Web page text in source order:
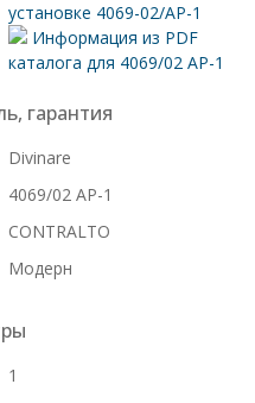
установке 4069-02/AP-1
Информация из PDF
каталога для 4069/02 AP-1
гарантия
Divinare
4069/02 AP-1
CONTRALTO
Модерн
1